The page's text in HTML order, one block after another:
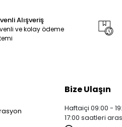
Alışveriş
ve kolay ödeme
Bize Ulaşın
Haftaiçi 09:00 -
17:00 saatleri